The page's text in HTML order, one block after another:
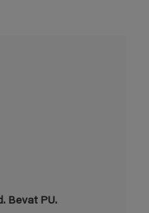
Bevat PU.